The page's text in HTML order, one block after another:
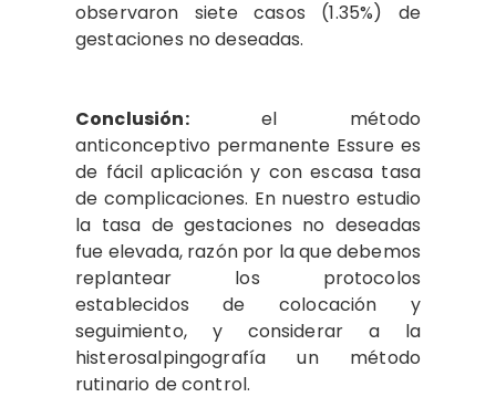
observaron siete casos (1.35%) de
gestaciones no deseadas.
Conclusión: el método
anticonceptivo permanente Essure es
de fácil aplicación y con escasa tasa
de complicaciones. En nuestro estudio
la tasa de gestaciones no deseadas
fue elevada, razón por la que debemos
replantear los protocolos
establecidos de colocación y
seguimiento, y considerar a la
histerosalpingografía un método
rutinario de control.